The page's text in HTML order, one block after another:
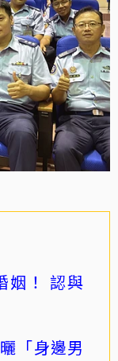
姻！ 認與
「身邊男